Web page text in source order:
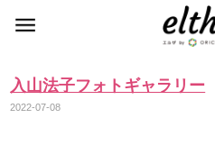
入山法子フォトギャラリー
2022-07-08